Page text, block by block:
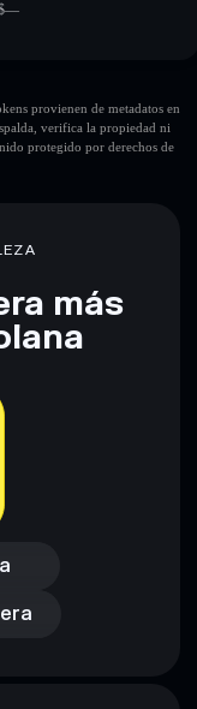
provienen de metadatos en
verifica la propiedad ni
protegido por derechos de
más